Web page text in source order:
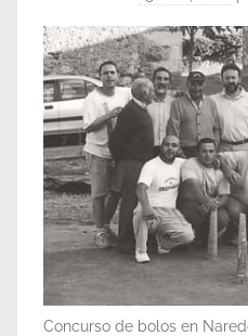
Concurso de bolos en